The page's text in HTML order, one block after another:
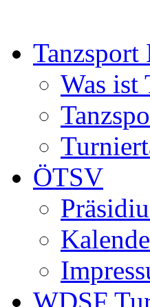
Tanzsport
Was ist
ÖTSV
WDSF